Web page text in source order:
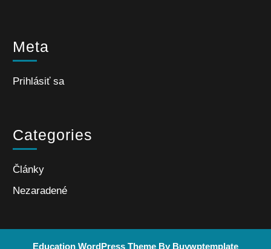
Meta
Prihlásiť sa
Categories
Články
Nezaradené
Education WordPress Theme By Buywptemplate